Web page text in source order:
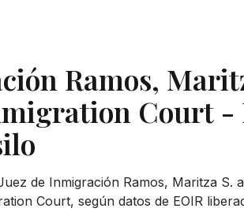
Ramos,
Court -
de Inmigración Ramos, Maritza S.
Court, según datos de EOIR